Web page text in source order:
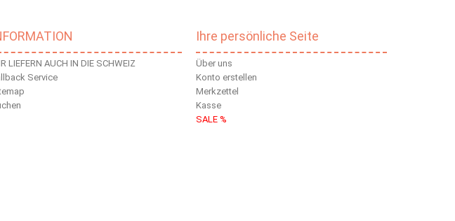
LIEFERN AUCH IN DIE SCHWEIZ
Service
Ihre persönliche Seite
Über uns
Konto erstellen
Merkzettel
Kasse
SALE %